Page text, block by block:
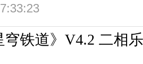
穹铁道》V4.2 二相